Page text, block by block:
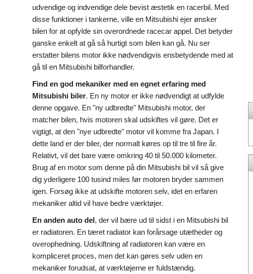
udvendige og indvendige dele bevist æstetik en racerbil. Med
disse funktioner i tankerne, ville en Mitsubishi ejer ønsker
bilen for at opfylde sin overordnede racecar appel. Det betyder
ganske enkelt at gå så hurtigt som bilen kan gå. Nu ser
erstatter bilens motor ikke nødvendigvis ensbetydende med at
gå til en Mitsubishi bilforhandler.
Find en god mekaniker med en egnet erfaring med
Mitsubishi biler. En ny motor er ikke nødvendigt at udfylde
denne opgave. En "ny udbredte" Mitsubishi motor, der
matcher bilen, hvis motoren skal udskiftes vil gøre. Det er
vigtigt, at den "nye udbredte" motor vil komme fra Japan. I
dette land er der biler, der normalt køres op til tre til fire år.
Relativt, vil det bare være omkring 40 til 50.000 kilometer.
Brug af en motor som denne på din Mitsubishi bil vil så give
dig yderligere 100 tusind miles før motoren bryder sammen
igen. Forsøg ikke at udskifte motoren selv, idet en erfaren
mekaniker altid vil have bedre værktøjer.
En anden auto del, der vil bære ud til sidst i en Mitsubishi bil
er radiatoren. En tæret radiator kan forårsage utætheder og
overophedning. Udskiftning af radiatoren kan være en
kompliceret proces, men det kan gøres selv uden en
mekaniker forudsat, at værktøjerne er fuldstændig.